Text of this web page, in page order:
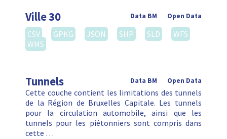
Ville 30 Open Data
Data BM
CSV GPKG JSON SHP SLD
WFS
WMS
Tunnels Open Data
Data BM
Cette couche contient les limitations des tunnels
de la Région de Bruxelles Capitale. Les tunnels
pour la circulation automobile, ainsi que les
tunnels pour les piétonniers sont compris dans
cette …